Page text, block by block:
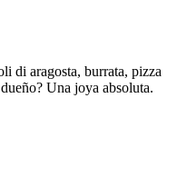
di aragosta, burrata, pizza
Una joya absoluta.